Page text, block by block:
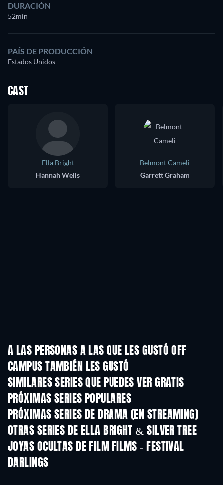
DURACIÓN
52min
PAÍS DE PRODUCCIÓN
Estados Unidos
CAST
Ella Bright
Hannah Wells
Belmont Cameli
Garrett Graham
A LAS PERSONAS A LAS QUE LES GUSTÓ OFF
CAMPUS TAMBIÉN LES GUSTÓ
TV
SIMILARES SERIES QUE PUEDES VER GRATIS
TV TV
PRÓXIMAS SERIES POPULARES
TV
PRÓXIMAS SERIES DE DRAMA (EN STREAMING)
Temporada 2 Temporada 2
OTRAS SERIES DE ELLA BRIGHT & SILVER TREE
TV
JOYAS OCULTAS DE FILM FILMS - FESTIVAL
DARLINGS